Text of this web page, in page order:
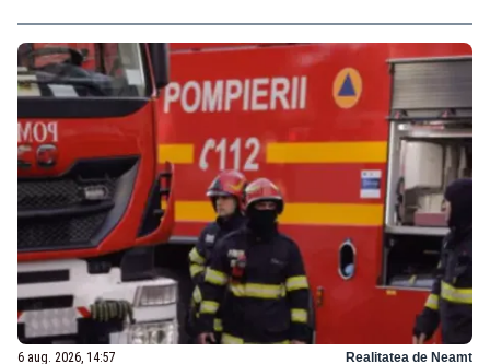
6 aug. 2026, 14:57 Realitatea de Neamt